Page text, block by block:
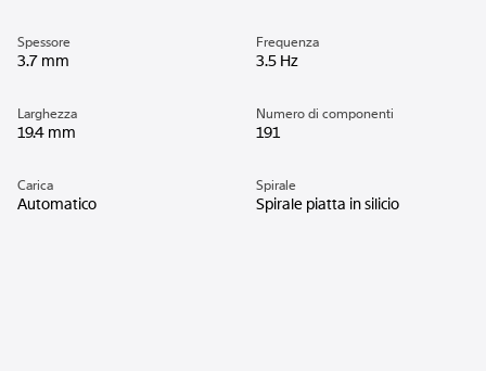
Spessore
3.7 mm
Frequenza
3.5 Hz
Larghezza
19.4 mm
Numero di componenti
191
Carica
Automatico
Spirale
Spirale piatta in silicio